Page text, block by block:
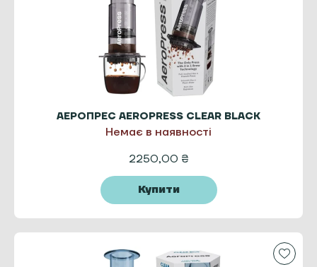
АЕРОПРЕС AEROPRESS CLEAR BLACK
Немає в наявності
2250,00 ₴
Купити